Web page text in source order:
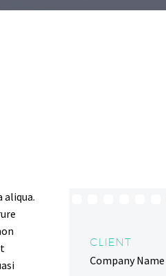
CLIENT
Company Name